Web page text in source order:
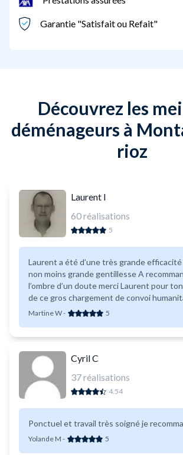
Garantie "Satisfait ou Refait"
Découvrez les
déménageurs à
rioz
Laurent I
60réalisations
5
Laurent a été d’une très grande efficacité
non moins grande gentillesse A
l’ombre d’un doute merci Laurent pour
de ce gros chargement de convoi
Martine
Martine W- 5
Cyril C
37réalisations
4.54
Ponctuel et travail très soigné je
Yolande M - 5